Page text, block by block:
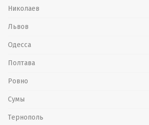
Николаев
Львов
Одесса
Полтава
Ровно
Сумы
Тернополь